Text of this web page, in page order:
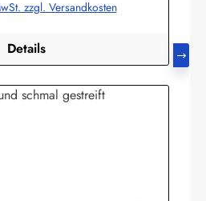
zzgl. Versandkosten
Details